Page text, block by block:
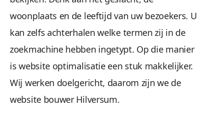
woonplaats en de leeftijd van uw bezoekers. U
kan zelfs achterhalen welke termen zij in de
zoekmachine hebben ingetypt. Op die manier
is website optimalisatie een stuk makkelijker.
Wij werken doelgericht, daarom zijn we de
website bouwer Hilversum.